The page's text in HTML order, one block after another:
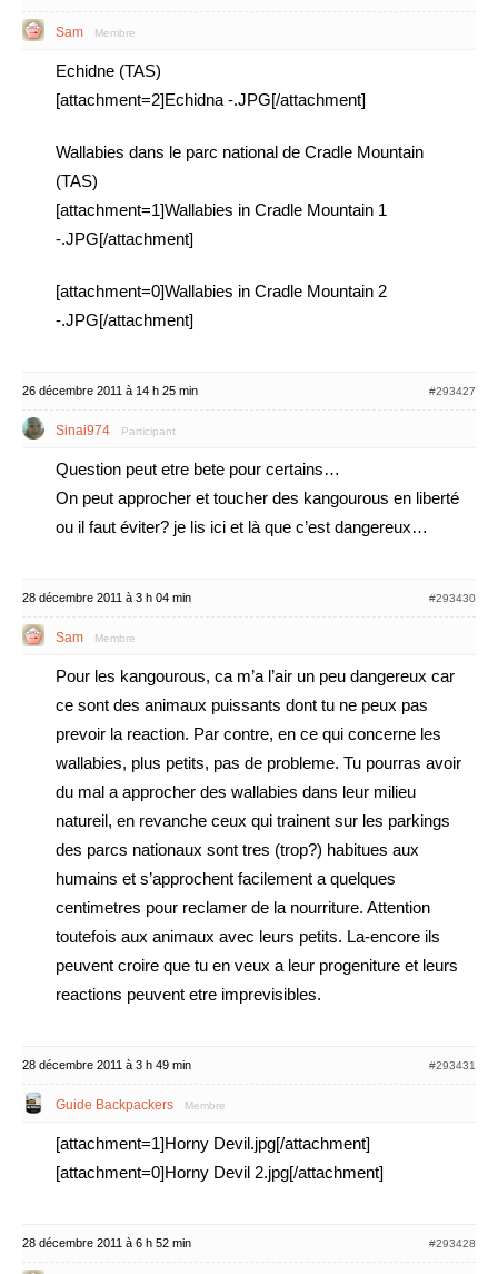
Sam Membre
Echidne (TAS)
[attachment=2]Echidna -.JPG[/attachment]
Wallabies dans le parc national de Cradle Mountain
(TAS)
[attachment=1]Wallabies in Cradle Mountain 1
-.JPG[/attachment]
[attachment=0]Wallabies in Cradle Mountain 2
-.JPG[/attachment]
26 décembre 2011 à 14 h 25 min #293427
Sinai974 Participant
Question peut etre bete pour certains…
On peut approcher et toucher des kangourous en liberté
ou il faut éviter? je lis ici et là que c’est dangereux…
28 décembre 2011 à 3 h 04 min #293430
Sam Membre
Pour les kangourous, ca m’a l’air un peu dangereux car
ce sont des animaux puissants dont tu ne peux pas
prevoir la reaction. Par contre, en ce qui concerne les
wallabies, plus petits, pas de probleme. Tu pourras avoir
du mal a approcher des wallabies dans leur milieu
natureil, en revanche ceux qui trainent sur les parkings
des parcs nationaux sont tres (trop?) habitues aux
humains et s’approchent facilement a quelques
centimetres pour reclamer de la nourriture. Attention
toutefois aux animaux avec leurs petits. La-encore ils
peuvent croire que tu en veux a leur progeniture et leurs
reactions peuvent etre imprevisibles.
28 décembre 2011 à 3 h 49 min #293431
Guide Backpackers Membre
[attachment=1]Horny Devil.jpg[/attachment]
[attachment=0]Horny Devil 2.jpg[/attachment]
28 décembre 2011 à 6 h 52 min #293428